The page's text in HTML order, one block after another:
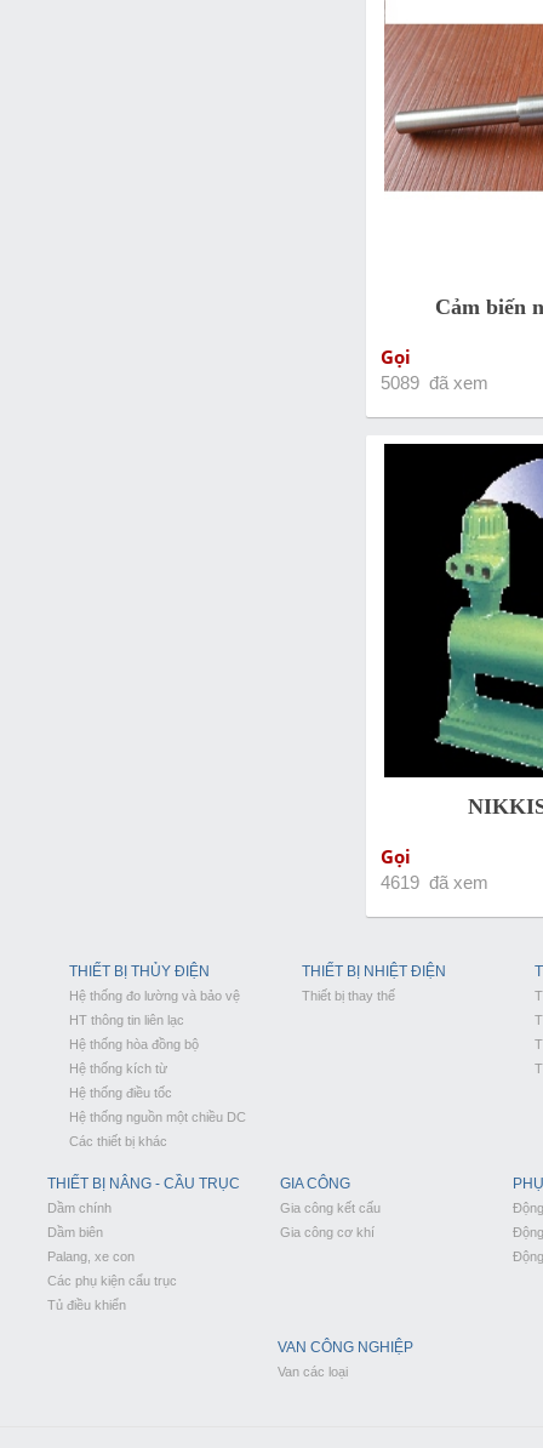
Cảm biến
Gọi
5089 đã xem
Gọi
4619 đã xem
THIẾT BỊ THỦY ĐIỆN
Hệ thống đo lường và bảo vệ
HT thông tin liên lạc
Hệ thống hòa đồng bộ
Hệ thống kích từ
Hệ thống điều tốc
Hệ thống nguồn một chiều DC
Các thiết bị khác
THIẾT BỊ NHIỆT ĐIỆN
Thiết bị thay thế
THIẾT BỊ NÂNG - CẦU TRỤC
Dầm chính
Dầm biên
Palang, xe con
Các phụ kiện cẩu trục
Tủ điều khiển
GIA CÔNG
Gia công kết cấu
Gia công cơ khí
VAN CÔNG NGHIỆP
Van các loại